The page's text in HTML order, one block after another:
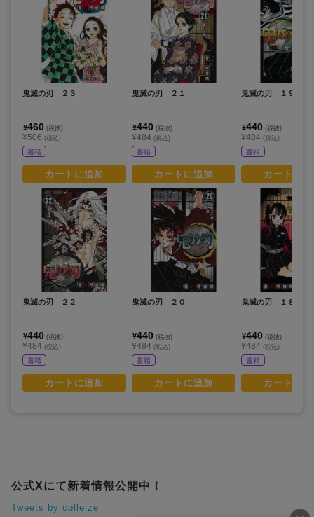
鬼滅の刃 ２３
¥460 (税抜)
¥506 (税込)
書籍
カートに追加
鬼滅の刃 ２２
¥440 (税抜)
¥484 (税込)
書籍
カートに追加
鬼滅の刃 ２１
¥440 (税抜)
¥484 (税込)
書籍
カートに追加
鬼滅の刃 ２０
¥440 (税抜)
¥484 (税込)
書籍
カートに追加
鬼滅の刃 １９
¥440 (税抜)
¥484 (税込)
書籍
カートに
鬼滅の刃 １８
¥440 (税抜)
¥484 (税込)
書籍
カートに
公式Xにて新着情報公開中！
Tweets by colleize